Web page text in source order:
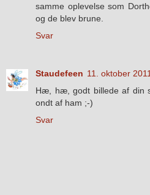
samme oplevelse som
og de blev brune.
Svar
Staudefeen 11. oktober
Hæ, hæ, godt billede af din
ondt af ham ;-)
Svar